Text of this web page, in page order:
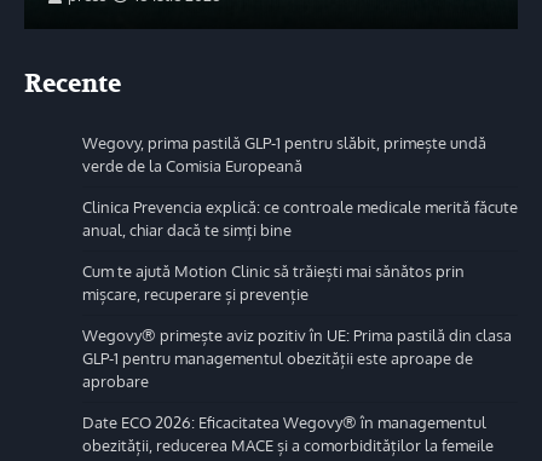
Recente
Wegovy, prima pastilă GLP-1 pentru slăbit, primește undă
verde de la Comisia Europeană
Clinica Prevencia explică: ce controale medicale merită făcute
anual, chiar dacă te simți bine
Cum te ajută Motion Clinic să trăiești mai sănătos prin
mișcare, recuperare și prevenție
Wegovy® primește aviz pozitiv în UE: Prima pastilă din clasa
GLP-1 pentru managementul obezității este aproape de
aprobare
Date ECO 2026: Eficacitatea Wegovy® în managementul
obezității, reducerea MACE și a comorbidităților la femeile